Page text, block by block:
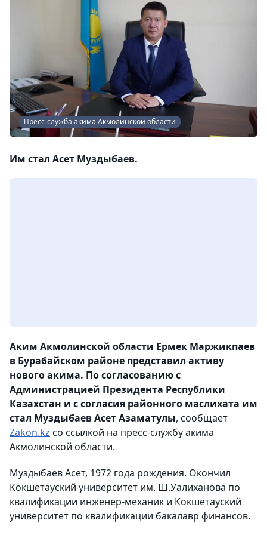
Пресс-служба акима Акмолинской области
Им стал Асет Муздыбаев.
Аким Акмолинской области Ермек Маржикпаев
в Бурабайском районе представил активу
нового акима. По согласованию с
Администрацией Президента Республики
Казахстан и с согласия районного маслихата им
стал Муздыбаев Асет Азаматулы, сообщает
Zakon.kz со ссылкой на пресс-службу акима
Акмолинской области.
Муздыбаев Асет, 1972 года рождения. Окончил
Кокшетауский университет им. Ш.Уалиханова по
квалификации инженер-механик и Кокшетауский
университет по квалификации бакалавр финансов.